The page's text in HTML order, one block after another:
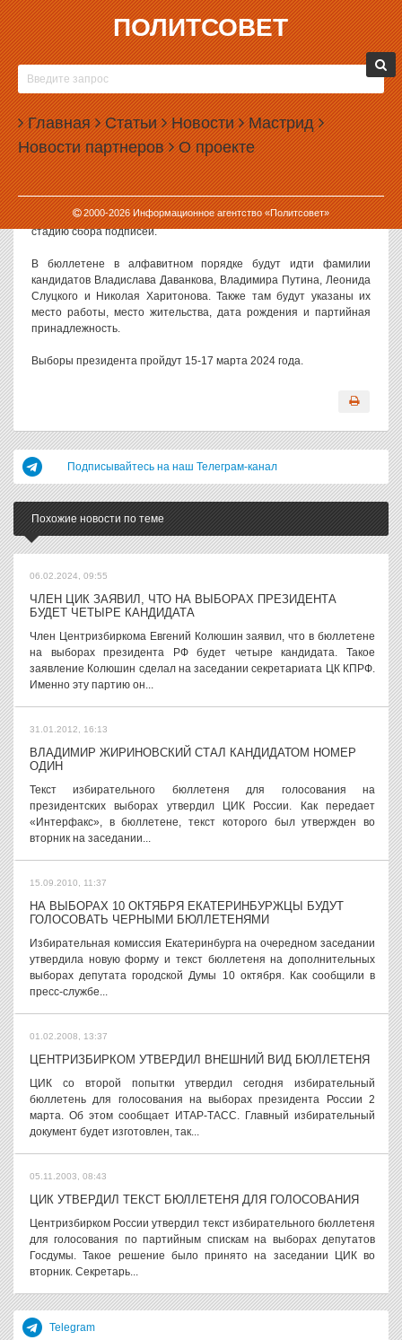
ПОЛИТСОВЕТ
Главная Статьи Новости Мастрид
Новости партнеров О проекте
2000-2026Информационное агентство «Политсовет»
09.02.2024, 16:31
ЦЕНТРИЗБИРКОМ УТВЕРДИЛ БЮЛЛЕТЕНЬ С
ЧЕТЫРЬМЯ КАНДИДАТАМИ В ПРЕЗИДЕНТЫ
Центризбирком РФ утвердил макет бюллетеня на выборах
президента, в котором будет четыре кандидата.
Текст бюллетеня был рассмотрен на заседании комиссии 9
февраля 2024 года — на следующий день после того, как было
отказано в участии в выборах кандидатам, не прошедшим через
стадию сбора подписей.
В бюллетене в алфавитном порядке будут идти фамилии
кандидатов Владислава Даванкова, Владимира Путина, Леонида
Слуцкого и Николая Харитонова. Также там будут указаны их
место работы, место жительства, дата рождения и партийная
принадлежность.
Выборы президента пройдут 15-17 марта 2024 года.
Подписывайтесь на наш Телеграм-канал
Похожие новости по теме
06.02.2024, 09:55
ЧЛЕН ЦИК ЗАЯВИЛ, ЧТО НА ВЫБОРАХ ПРЕЗИДЕНТА
БУДЕТ ЧЕТЫРЕ КАНДИДАТА
Член Центризбиркома Евгений Колюшин заявил, что в бюллетене
на выборах президента РФ будет четыре кандидата. Такое
заявление Колюшин сделал на заседании секретариата ЦК КПРФ.
Именно эту партию он...
31.01.2012, 16:13
ВЛАДИМИР ЖИРИНОВСКИЙ СТАЛ КАНДИДАТОМ НОМЕР
ОДИН
Текст избирательного бюллетеня для голосования на
президентских выборах утвердил ЦИК России. Как передает
«Интерфакс», в бюллетене, текст которого был утвержден во
вторник на заседании...
15.09.2010, 11:37
НА ВЫБОРАХ 10 ОКТЯБРЯ ЕКАТЕРИНБУРЖЦЫ БУДУТ
ГОЛОСОВАТЬ ЧЕРНЫМИ БЮЛЛЕТЕНЯМИ
Избирательная комиссия Екатеринбурга на очередном заседании
утвердила новую форму и текст бюллетеня на дополнительных
выборах депутата городской Думы 10 октября. Как сообщили в
пресс-службе...
01.02.2008, 13:37
ЦЕНТРИЗБИРКОМ УТВЕРДИЛ ВНЕШНИЙ ВИД БЮЛЛЕТЕНЯ
ЦИК со второй попытки утвердил сегодня избирательный
бюллетень для голосования на выборах президента России 2
марта. Об этом сообщает ИТАР-ТАСС. Главный избирательный
документ будет изготовлен, так...
05.11.2003, 08:43
ЦИК УТВЕРДИЛ ТЕКСТ БЮЛЛЕТЕНЯ ДЛЯ ГОЛОСОВАНИЯ
Центризбирком России утвердил текст избирательного бюллетеня
для голосования по партийным спискам на выборах депутатов
Госдумы. Такое решение было принято на заседании ЦИК во
вторник. Секретарь...
Telegram